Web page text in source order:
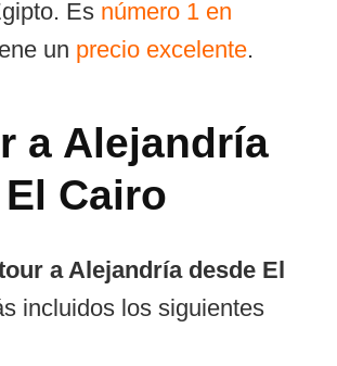
Es número 1 en
un precio excelente.
a Alejandría
Cairo
a Alejandría desde El
incluidos los siguientes